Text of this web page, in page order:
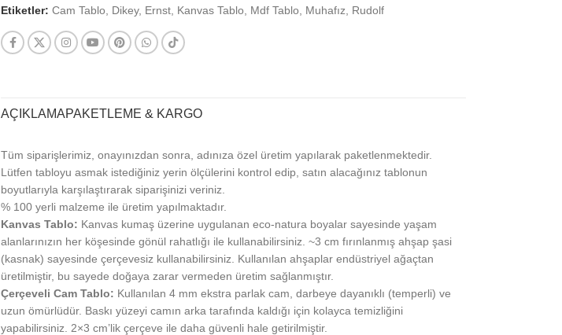
Etiketler: Cam Tablo Dikey, Ernst Kanvas Tablo Mdf Tablo Muhafız Rudolf
AÇIKLAMAPAKETLEME & KARGO
Tüm siparişlerimiz, onayınızdan sonra, adınıza özel üretim yapılarak paketlenmektedir.
Lütfen tabloyu asmak istediğiniz yerin ölçülerini kontrol edip, satın alacağınız tablonun
boyutlarıyla karşılaştırarak siparişinizi veriniz.
% 100 yerli malzeme ile üretim yapılmaktadır.
Kanvas Tablo: Kanvas kumaş üzerine uygulanan eco-natura boyalar sayesinde yaşam
alanlarınızın her köşesinde gönül rahatlığı ile kullanabilirsiniz. ~3 cm fırınlanmış ahşap şasi
(kasnak) sayesinde çerçevesiz kullanabilirsiniz. Kullanılan ahşaplar endüstriyel ağaçtan
üretilmiştir, bu sayede doğaya zarar vermeden üretim sağlanmıştır.
Çerçeveli Cam Tablo: Kullanılan 4 mm ekstra parlak cam, darbeye dayanıklı (temperli) ve
uzun ömürlüdür. Baskı yüzeyi camın arka tarafında kaldığı için kolayca temizliğini
yapabilirsiniz. 2×3 cm’lik çerçeve ile daha güvenli hale getirilmiştir.